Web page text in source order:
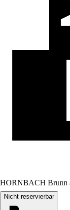
HORNBACH Brunn
Nicht reservierbar